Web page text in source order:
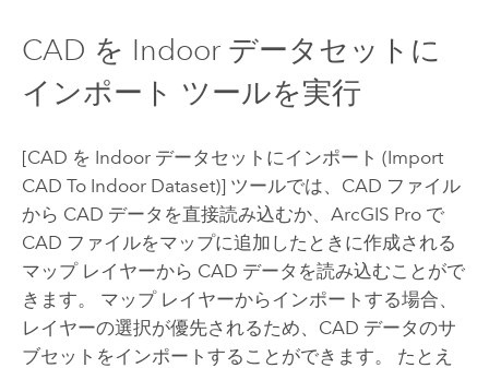
CAD を Indoor データセットに
インポート ツールを実行
[CAD を Indoor データセットにインポート (Import
CAD To Indoor Dataset)] ツールでは、CAD ファイル
から CAD データを直接読み込むか、 ArcGIS Proで
CAD ファイルをマップに追加したときに作成される
マップ レイヤーから CAD データを読み込むことがで
きます。 マップ レイヤーからインポートする場合、
レイヤーの選択が優先されるため、CAD データのサ
ブセットをインポートすることができます。 たとえ